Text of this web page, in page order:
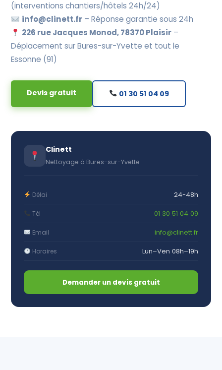
(interventions chantiers/hôtels 24h/24)
info@clinett.fr– Réponse garantie sous 24h
226 rue Jacques Monod, 78370 Plaisir–
Déplacement sur Bures-sur-Yvette et tout le
Essonne (91)
Devis gratuit 01 30 51 04 09
Clinett
Nettoyage à Bures-sur-Yvette
Délai 24-48h
Tél 01 30 51 04 09
Email info@clinett.fr
Horaires Lun–Ven 08h–19h
Demander un devis gratuit